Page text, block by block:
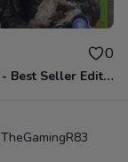
0
Far Cry 4 - Best Seller Edition Xbox 360
TheGamingR83